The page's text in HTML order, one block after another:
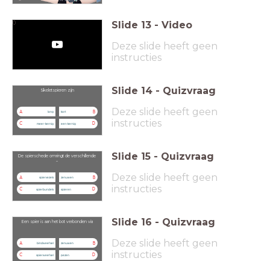
0 Slide 13 - Video
Deze slide heeft geen
instructies
Skeletspieren zijn
A lang B
kort
C meer-kernig D
een-kernig
Slide 14 - Quizvraag
Deze slide heeft geen
instructies
De spierschede omringt de verschillende
...
A spiervezels B
zenuwen
C spierbundels D
spieren
Slide 15 - Quizvraag
Deze slide heeft geen
instructies
Een spier is aan het bot verbonden via
A bindweefsel B
zenuwen
C spierweefsel D
pezen
Slide 16 - Quizvraag
Deze slide heeft geen
instructies